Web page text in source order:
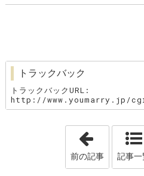
トラックバック
トラックバックURL:
http://www.youmarry.jp/
「女性
前の記事 記事一